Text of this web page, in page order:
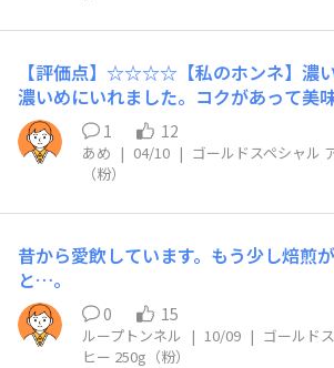
【評価点】☆☆☆☆​【私のホンネ】濃い
濃いめにいれました。コクがあって美
【リピート】あり​【こんな時におすす
味が良いとき、暑い日
1 12
あめ | 04/10 | ゴールドスペシャル
（粉）
昔から愛飲しています。もう少し焙煎
と…。
0 15
ループトンネル | 10/09 | ゴールド
ヒー 250g（粉）